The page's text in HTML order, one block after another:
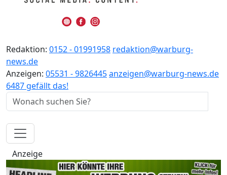
Redaktion: 0152 - 01991958 redaktion@warburg-
news.de
Anzeigen: 05531 - 9826445anzeigen@warburg-news.de
6487 gefällt das!
Anzeige